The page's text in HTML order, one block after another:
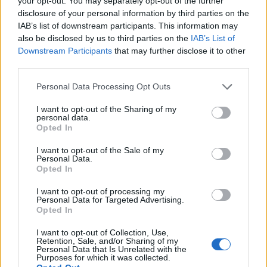
disclosure of your personal information by third parties on the
IAB’s list of downstream participants. This information may
also be disclosed by us to third parties on the IAB’s List of
Downstream Participants that may further disclose it to other
Personal Data Processing Opt Outs
I want to opt-out of the Sharing of my
personal data.
Opted In
I want to opt-out of the Sale of my
Personal Data.
Opted In
I want to opt-out of processing my
Personal Data for Targeted Advertising.
Opted In
I want to opt-out of Collection, Use,
Retention, Sale, and/or Sharing of my
Personal Data that Is Unrelated with the
Purposes for which it was collected.
του ΚΚΕ Αρκαδίας στον Κοσμά
19.07.2026 14:28
Συνάντηση στελεχών της "Νέας
Καρυστιανού
17.07.2026 18:41
τη σημαία του ΣΥΡΙΖΑ και θα
τιμήσω αυτήν την εντολή"